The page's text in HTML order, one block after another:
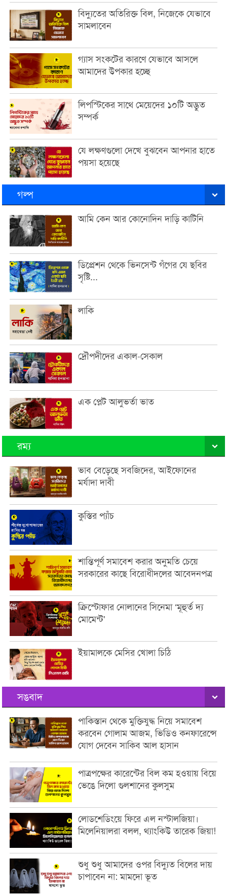
বিদ্যুতের অতিরিক্ত বিল, নিজেকে যেভাবে
সামলাবেন
গ্যাস সংকটের কারণে যেভাবে আসলে
আমাদের উপকার হচ্ছে
লিপস্টিকের সাথে মেয়েদের ১০টি অদ্ভুত
সম্পর্ক
যে লক্ষণগুলো দেখে বুঝবেন আপনার হাতে
পয়সা হয়েছে
গল্প
আমি কেন আর কোনোদিন দাড়ি কাটিনি
ডিপ্রেশন থেকে ভিনসেন্ট গঁগের যে ছবির
সৃষ্টি...
লাকি
দ্রৌপদীদের একাল-সেকাল
এক প্লেট আলুভর্তা ভাত
রম্য
ভাব বেড়েছে সবজিদের, আইফোনের
মর্যাদা দাবী
কুস্তির প্যাঁচ
শান্তিপূর্ণ সমাবেশ করার অনুমতি চেয়ে
সরকারের কাছে বিরোধীদলের আবেদনপত্র
ক্রিস্টোফার নোলানের সিনেমা ‘মূহুর্ত দ্য
মোমেন্ট’
ইয়ামালকে মেসির খোলা চিঠি
সঙবাদ
পাকিস্তান থেকে মুক্তিযুদ্ধ নিয়ে সমাবেশ
করবেন গোলাম আজম, ভিডিও কনফারেন্সে
যোগ দেবেন সাকিব আল হাসান
পাত্রপক্ষের কারেন্টের বিল কম হওয়ায় বিয়ে
ভেঙে দিলো গুলশানের কুলসুম
লোডশেডিংয়ে ফিরে এল নস্টালজিয়া।
মিলেনিয়ালরা বলল, থ্যাংকিউ তারেক জিয়া!
শুধু শুধু আমাদের ওপর বিদ্যুত বিলের দায়
চাপাবেন না: মামদো ভূত